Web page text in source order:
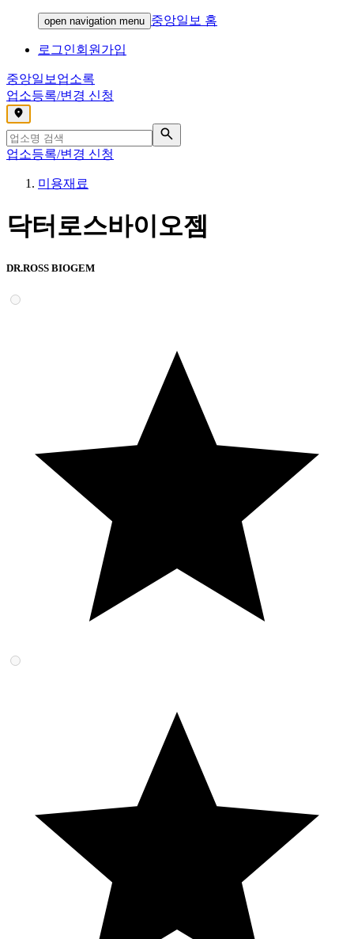
open navigation menu 중앙일보 홈
로그인회원가입
중앙일보 업소록
업소등록/변경 신청
,
업소등록/변경 신청
미용재료
닥터로스바이오젬
DR.ROSS BIOGEM